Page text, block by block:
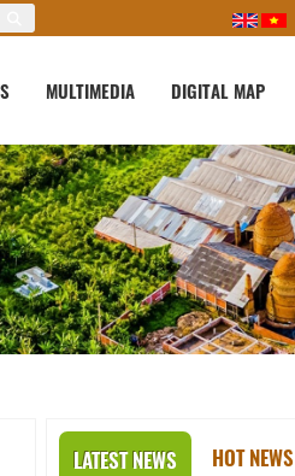
MULTIMEDIA DIGITAL MAP
LATEST NEWS HOT NEWS